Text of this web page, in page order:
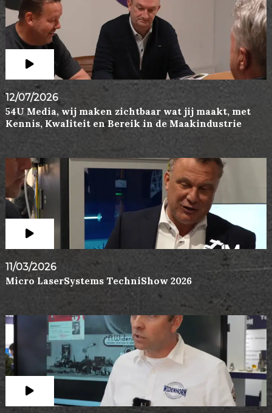
12/07/2026
54U Media, wij maken zichtbaar wat jij maakt, met
Kennis, Kwaliteit en Bereik in de Maakindustrie
11/03/2026
Micro LaserSystems TechniShow 2026